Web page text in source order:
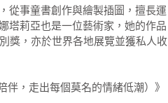
從事童書創作與繪製插圖，擅長運
塔莉亞也是一位藝術家，她的作品
獎，亦於世界各地展覽並獲私人收
，走出每個莫名的情緒低潮）》